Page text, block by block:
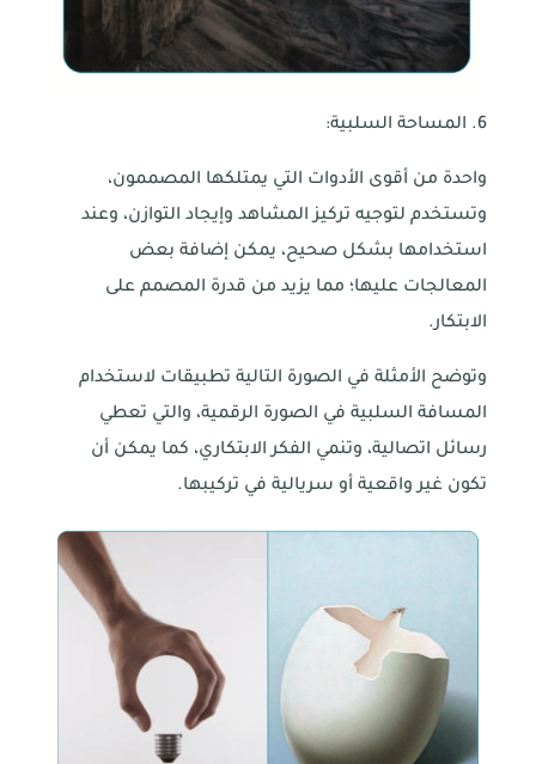
6. المساحة السلبية:
واحدة من أقوى الأدوات التي يمتلكها المصممون،
وتستخدم لتوجيه تركيز المشاهد وإيجاد التوازن، وعند
استخدامها بشكل صحيح، يمكن إضافة بعض
المعالجات عليها؛ مما يزيد من قدرة المصمم على
الابتكار.
وتوضح الأمثلة في الصورة التالية تطبيقات لاستخدام
المسافة السلبية في الصورة الرقمية، والتي تعطي
رسائل اتصالية، وتنمي الفكر الابتكاري، كما يمكن أن
تكون غير واقعية أو سريالية في تركيبها.